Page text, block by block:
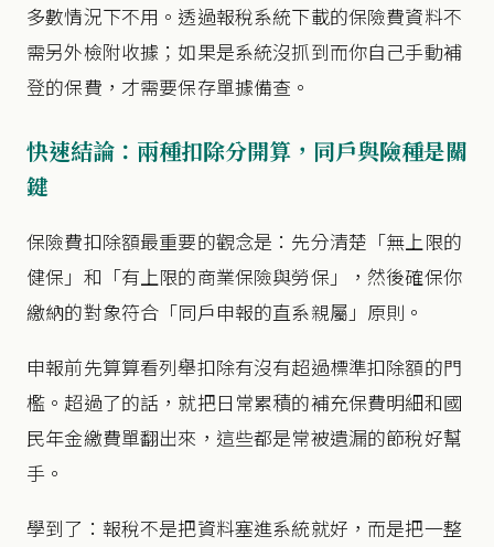
多數情況下不用。透過報稅系統下載的保險費資料不
需另外檢附收據；如果是系統沒抓到而你自己手動補
登的保費，才需要保存單據備查。
快速結論：兩種扣除分開算，同戶與險種是關
鍵
保險費扣除額最重要的觀念是：先分清楚「無上限的
健保」和「有上限的商業保險與勞保」，然後確保你
繳納的對象符合「同戶申報的直系親屬」原則。
申報前先算算看列舉扣除有沒有超過標準扣除額的門
檻。超過了的話，就把日常累積的補充保費明細和國
民年金繳費單翻出來，這些都是常被遺漏的節稅好幫
手。
學到了：報稅不是把資料塞進系統就好，而是把一整